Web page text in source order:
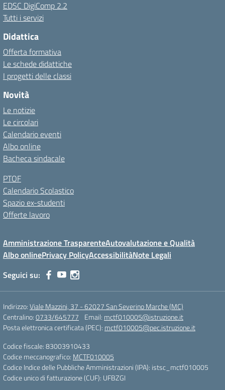
EDSC DigiComp 2.2
Tutti i servizi
Didattica
Offerta formativa
Le schede didattiche
I progetti delle classi
Novità
Le notizie
Le circolari
Calendario eventi
Albo online
Bacheca sindacale
PTOF
Calendario Scolastico
Spazio ex-studenti
Offerte lavoro
Amministrazione TrasparenteAutovalutazione e Qualità
Albo onlinePrivacy PolicyAccessibilitàNote Legali
Seguici su:
Indirizzo:Viale Mazzini, 37 - 62027 San Severino Marche (MC)
Centralino:0733/645777 Email: mctf010005@istruzione.it
Posta elettronica certificata (PEC): mctf010005@pec.istruzione.it
Codice fiscale: 83003910433
Codice meccanografico: MCTF010005
Codice Indice delle Pubbliche Amministrazioni (IPA): istsc_mctf010005
Codice unico di fatturazione (CUF): UFBZGI